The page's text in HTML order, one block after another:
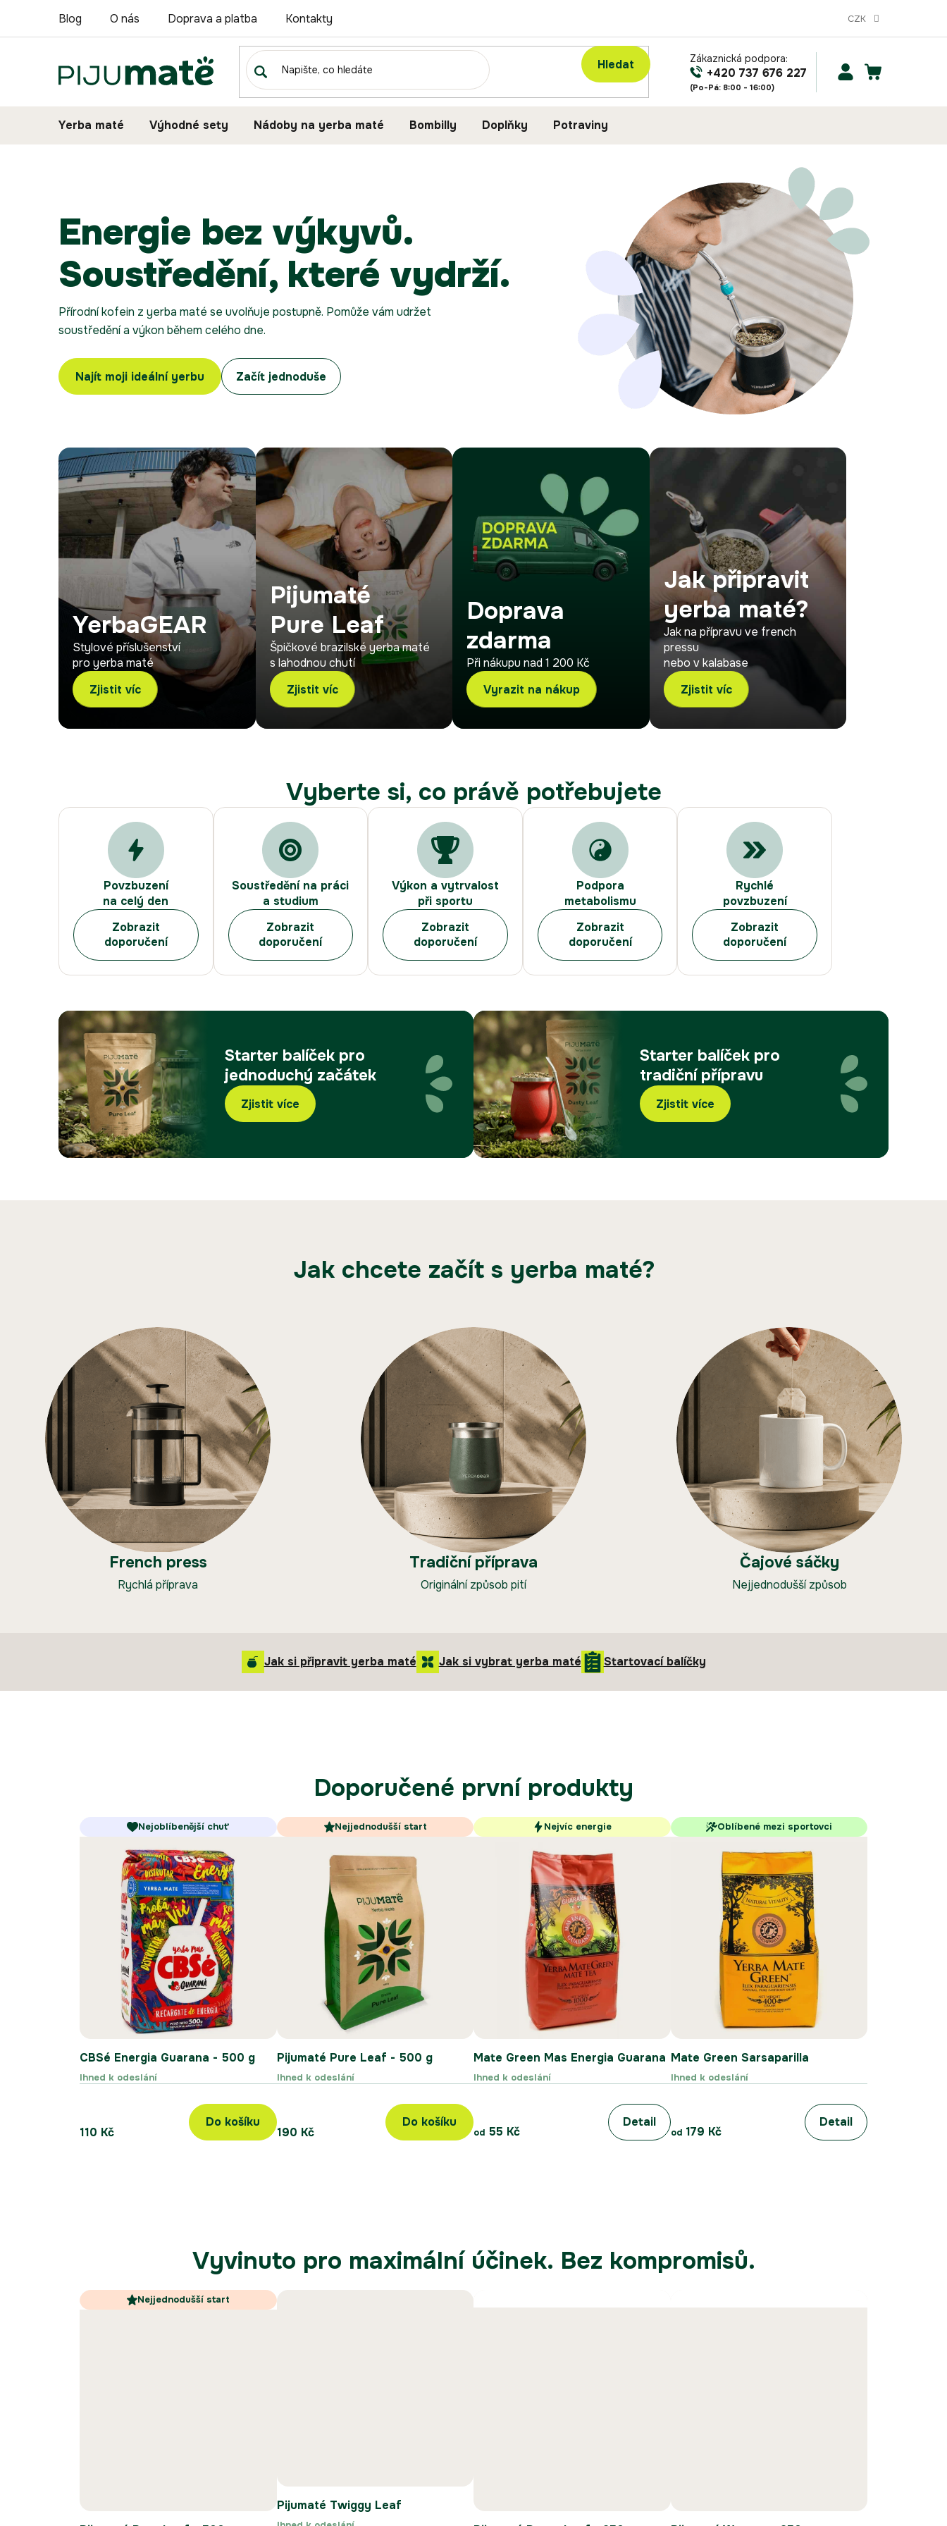
Blog O nás Doprava a platba Kontakty CZK
Hledat
NÁKUPNÍ
Zákaznická podpora:
+420 737 676 227
Yerba maté Výhodné sety Nádoby na yerba maté Bombilly Doplňky Potraviny
Energie bez výkyvů.
Soustředění, které vydrží.
Přírodní kofein z yerba maté se uvolňuje postupně. Pomůže vám udržet
soustředění a výkon během celého dne.
Najít moji ideální yerbu Začít jednoduše
Doporučené první produkty
Nejoblíbenější chuť
CBSé Energia Guarana - 500 g
Ihned k odeslání
110 Kč
Do košíku
Nejjednodušší start
Pijumaté Pure Leaf - 500 g
Ihned k odeslání
190 Kč
Do košíku
Nejvíc energie
Mate Green Mas Energia Guarana
Ihned k odeslání
od 55 Kč
Detail
Oblíbené mezi sportovci
Mate Green Sarsaparilla
Ihned k odeslání
od179 Kč
Detail
YerbaGEAR
Stylové příslušenství
pro yerba maté
Zjistit víc
Pijumaté
Pure Leaf
Špičkové brazilské yerba maté
s lahodnou chutí
Zjistit víc
Doprava
zdarma
Při nákupu nad 1 200 Kč
Vyrazit na nákup
Jak připravit
yerba maté?
Jak na přípravu ve french
pressu
nebo v kalabase
Zjistit víc
Vyberte si, co právě potřebujete
Povzbuzení
na celý den
Zobrazit
doporučení
Soustředění na práci
a studium
Zobrazit
doporučení
Výkon a vytrvalost
při sportu
Zobrazit
doporučení
Podpora
metabolismu
Zobrazit
doporučení
Rychlé
povzbuzení
Zobrazit
doporučení
Starter balíček pro
jednoduchý začátek
Zjistit více
Starter balíček pro
tradiční přípravu
Zjistit více
Jak chcete začít s yerba maté?
French press
Rychlá příprava
Tradiční příprava
Originální způsob pití
Čajové sáčky
Nejjednodušší způsob
Jak si připravit yerba maté Jak si vybrat yerba maté Startovací balíčky
Vyvinuto pro maximální účinek. Bez kompromisů.
Nejjednodušší start
Pijumaté Twiggy Leaf